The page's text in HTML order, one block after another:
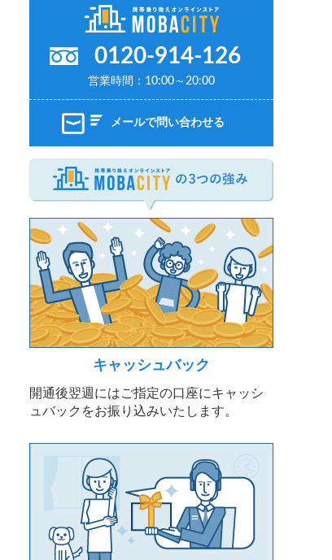
0120-914-126
営業時間：10:00～20:00
メールで問い合わせる
キャッシュバック
開通後翌週にはご指定の口座にキャッシ
ュバックをお振り込みいたします。